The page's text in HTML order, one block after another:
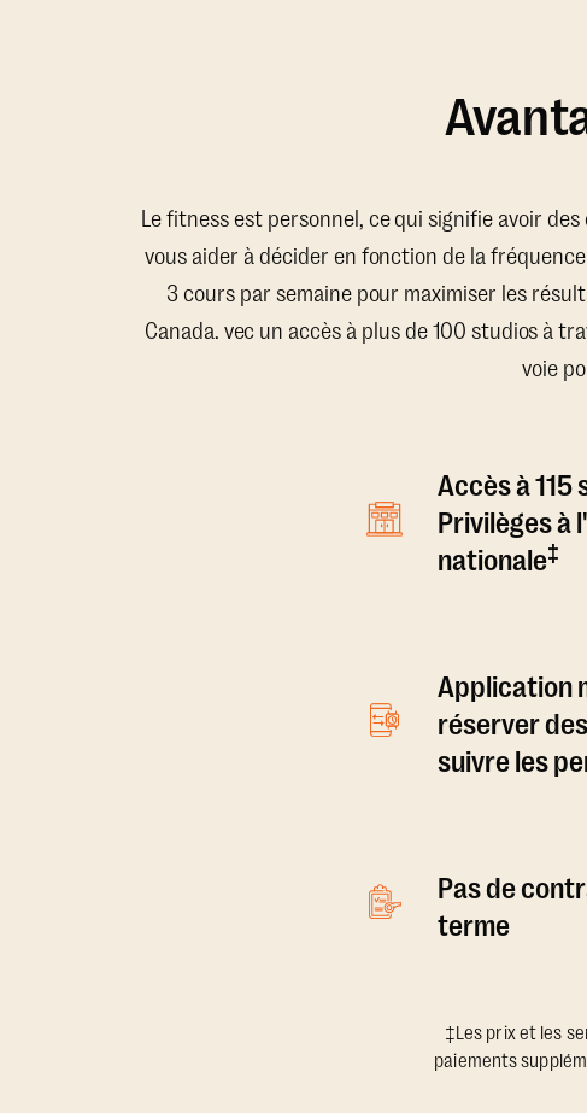
Le fitness est personnel, ce qui signifie avoir
vous aider à décider en fonction de la
3 cours par semaine pour maximiser les
Canada. vec un accès à plus de 100 studios à
voie
Accès à 115
Privilèges à
nationale‡
Application
réserver
suivre les
Pas de
terme
‡Les prix et les
paiements